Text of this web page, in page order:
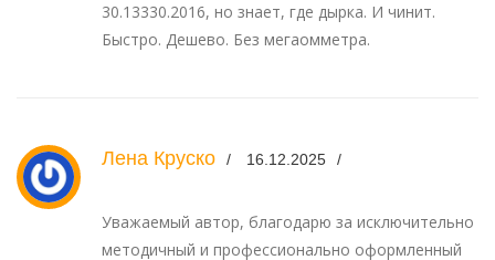
30.13330.2016, но знает, где дырка. И чинит.
Быстро. Дешево. Без мегаомметра.
Лена Круско 16.12.2025
Уважаемый автор, благодарю за исключительно
методичный и профессионально оформленный